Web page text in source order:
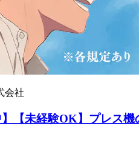
会社
】【未経験OK】プレス